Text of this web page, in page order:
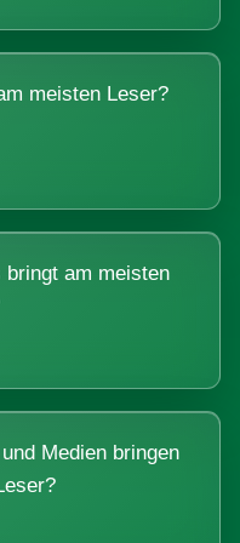
meisten Leser?
bringt am meisten
Medien bringen